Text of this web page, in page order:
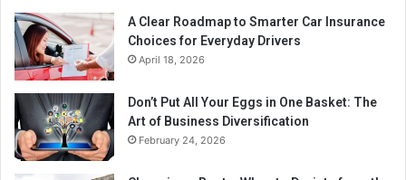
A Clear Roadmap to Smarter Car Insurance
Choices for Everyday Drivers
April 18, 2026
Don’t Put All Your Eggs in One Basket: The
Art of Business Diversification
February 24, 2026